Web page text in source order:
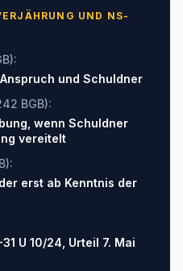
UND NS-
:
und Schuldner
BGB):
wenn Schuldner
vereitelt
:
erst ab Kenntnis der
U 10/24, Urteil 7. Mai